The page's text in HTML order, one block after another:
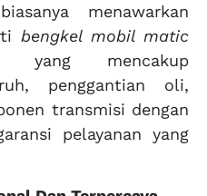
menawarkan
bengkel mobil matic
mencakup
penggantian oli,
transmisi dengan
pelayanan yang